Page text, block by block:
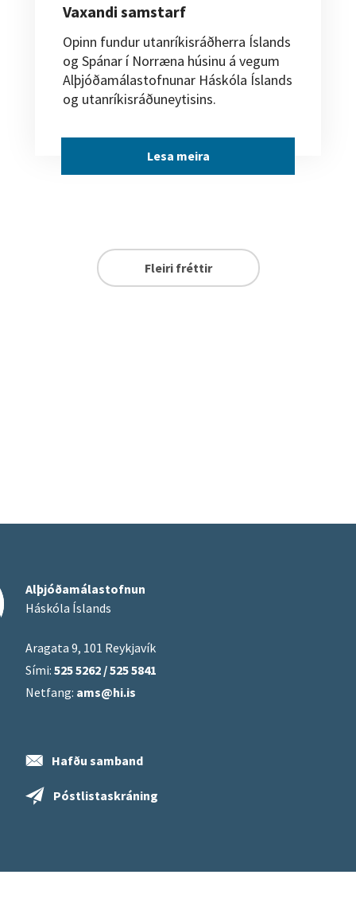
Vaxandi samstarf
Opinn fundur utanríkisráðherra Íslands
og Spánar í Norræna húsinu á vegum
Alþjóðamálastofnunar Háskóla Íslands
og utanríkisráðuneytisins.
Lesa meira
Fleiri fréttir
Alþjóðamálastofnun
Háskóla Íslands
Aragata 9, 101 Reykjavík
Sími: 525 5262 / 525 5841
Netfang: ams@hi.is
Hafðu samband
Póstlistaskráning